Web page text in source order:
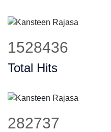
1926649
Total Hits
356400